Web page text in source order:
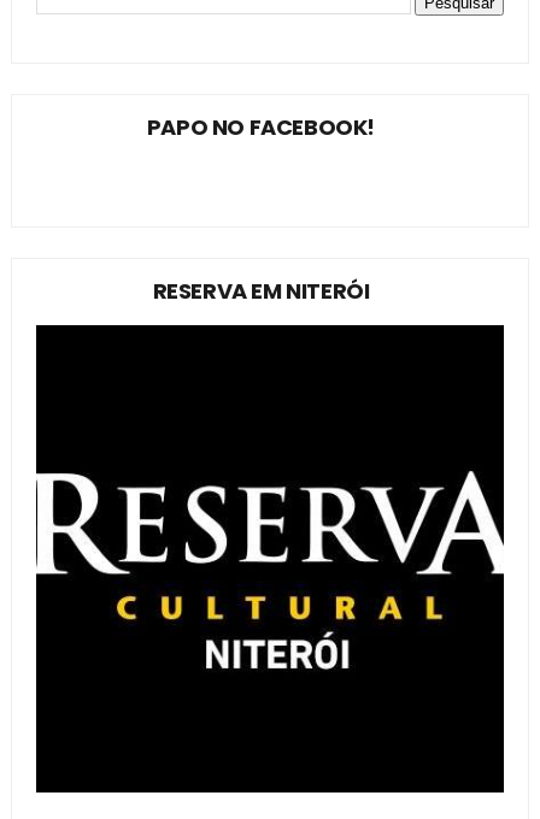
PAPO NO FACEBOOK!
RESERVA EM NITERÓI